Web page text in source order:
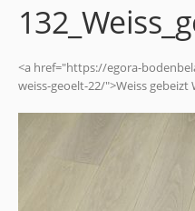
<a href="https://egora-
weiss-geoelt-22/">Weiss gebeizt